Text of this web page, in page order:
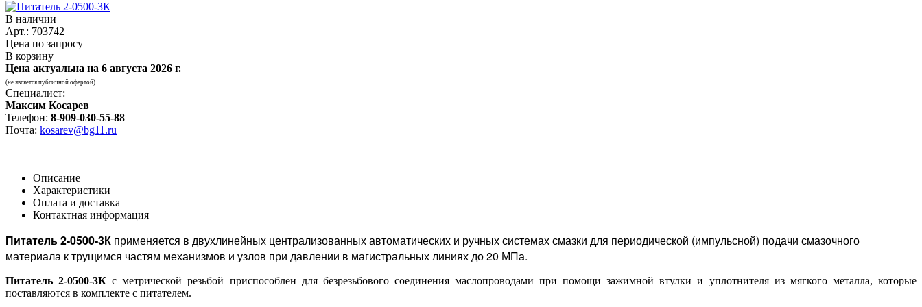
В наличии
Арт.: 703742
Цена по запросу
В корзину
Цена актуальна на 6 августа 2026 г.
(не является публичной офертой)
Специалист:
Максим Косарев
Телефон: 8-909-030-55-88
Почта: kosarev@bg11.ru
Описание
Характеристики
Оплата и доставка
Контактная информация
Питатель 2-0500-3К применяется в двухлинейных централизованных автоматических и ручных системах смазки для периодической (импульсной) подачи смазочного
материала к трущимся частям механизмов и узлов при давлении в магистральных линиях до 20 МПа.
Питатель 2-0500-3К с метрической резьбой приспособлен для безрезьбового соединения маслопроводами при помощи зажимной втулки и уплотнителя из мягкого металла, которые
поставляются в комплекте с питателем.